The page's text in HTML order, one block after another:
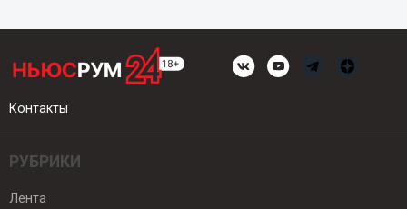
Контакты
РУБРИКИ
Лента